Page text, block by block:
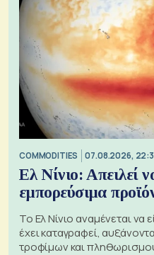
COMMODITIES 07.08.2026,
Ελ Νίνιο: Απειλεί
εμπορεύσιμα
Το Ελ Νίνιο αναμένεται να
έχει καταγραφεί,
τροφίμων και